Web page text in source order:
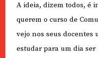
A ideia, dizem todos, é
querem o curso de
vejo nos seus docentes
estudar para um dia ser